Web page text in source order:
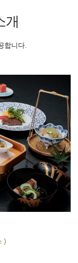
개
합니다.
)